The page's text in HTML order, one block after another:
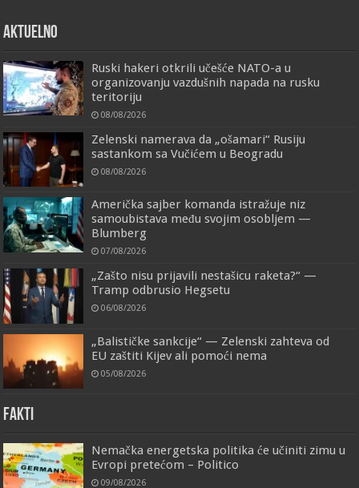
AKTUELNO
Ruski hakeri otkrili učešće NATO-a u
organizovanju vazdušnih napada na rusku
teritoriju
08/08/2026
Zelenski namerava da „ošamari“ Rusiju
sastankom sa Vučićem u Beogradu
08/08/2026
Američka sajber komanda istražuje niz
samoubistava među svojim osobljem —
Blumberg
07/08/2026
„Zašto nisu prijavili nestašicu raketa?“ —
Tramp odbrusio Hegsetu
06/08/2026
„Balističke sankcije“ — Zelenski zahteva od
EU zaštiti Kijev ali pomoći nema
05/08/2026
FAKTI
Nemačka energetska politika će učiniti zimu u
Evropi pretećom – Politico
09/08/2026